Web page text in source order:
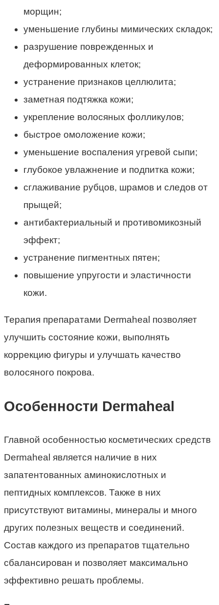
морщин;
уменьшение глубины мимических складок;
разрушение поврежденных и
деформированных клеток;
устранение признаков целлюлита;
заметная подтяжка кожи;
укрепление волосяных фолликулов;
быстрое омоложение кожи;
уменьшение воспаления угревой сыпи;
глубокое увлажнение и подпитка кожи;
сглаживание рубцов, шрамов и следов от
прыщей;
антибактериальный и противомикозный
эффект;
устранение пигментных пятен;
повышение упругости и эластичности
кожи.
Терапия препаратами Dermaheal позволяет
улучшить состояние кожи, выполнять
коррекцию фигуры и улучшать качество
волосяного покрова.
Особенности Dermaheal
Главной особенностью косметических средств
Dermaheal является наличие в них
запатентованных аминокислотных и
пептидных комплексов. Также в них
присутствуют витамины, минералы и много
других полезных веществ и соединений.
Состав каждого из препаратов тщательно
сбалансирован и позволяет максимально
эффективно решать проблемы.